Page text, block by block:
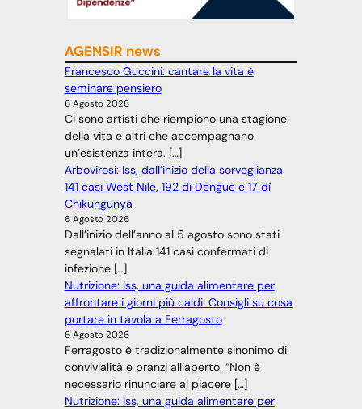
AGENSIR news
Francesco Guccini: cantare la vita è
seminare pensiero
6 Agosto 2026
Ci sono artisti che riempiono una stagione
della vita e altri che accompagnano
un’esistenza intera. […]
Arbovirosi: Iss, dall’inizio della sorveglianza
141 casi West Nile, 192 di Dengue e 17 dì
Chikungunya
6 Agosto 2026
Dall’inizio dell’anno al 5 agosto sono stati
segnalati in Italia 141 casi confermati di
infezione […]
Nutrizione: Iss, una guida alimentare per
affrontare i giorni più caldi. Consigli su cosa
portare in tavola a Ferragosto
6 Agosto 2026
Ferragosto è tradizionalmente sinonimo di
convivialità e pranzi all’aperto. “Non è
necessario rinunciare al piacere […]
Nutrizione: Iss, una guida alimentare per